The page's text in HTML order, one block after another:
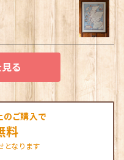
る
ご購入で
料
なります